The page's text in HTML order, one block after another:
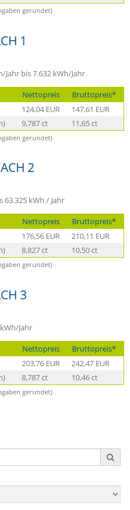
gerundet)
1
bis 7.632 kWh/Jahr
gerundet)
Nettopreis
Bruttopreis*
124,04 EUR
147,61 EUR
9,787 ct 11,65 ct
2
63.325 kWh / Jahr
gerundet)
Nettopreis
Bruttopreis*
176,56 EUR
210,11 EUR
8,827 ct 10,50 ct
3
Jahr
gerundet)
Nettopreis
Bruttopreis*
203,76 EUR
242,47 EUR
8,787 ct 10,46 ct